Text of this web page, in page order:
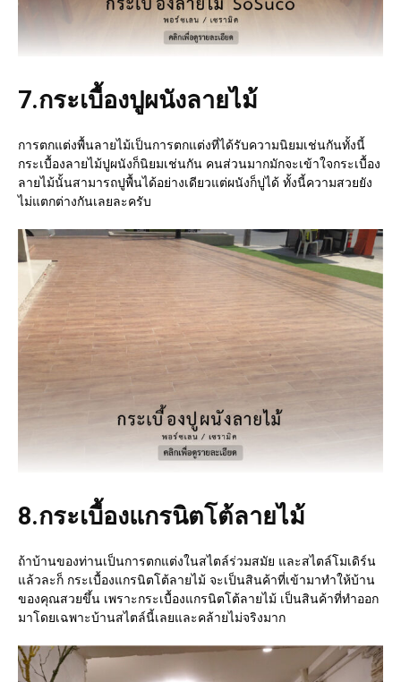
7.กระเบื้องปูผนังลายไม้
การตกแต่งพื้นลายไม้เป็นการตกแต่งที่ได้รับความนิยมเช่นกันทั้งนี้
กระเบื้องลายไม้ปูผนังก็นิยมเช่นกัน คนส่วนมากมักจะเข้าใจกระเบื้อง
ลายไม้นั้นสามารถปูพื้นได้อย่างเดียวแต่ผนังก็ปูได้ ทั้งนี้ความสวยยัง
ไม่แตกต่างกันเลยละครับ
8.กระเบื้องแกรนิตโต้ลายไม้
ถ้าบ้านของท่านเป็นการตกแต่งในสไตล์ร่วมสมัย และสไตล์โมเดิร์น
แล้วละก็ กระเบื้องแกรนิตโต้ลายไม้ จะเป็นสินค้าที่เข้ามาทำให้บ้าน
ของคุณสวยขึ้น เพราะกระเบื้องแกรนิตโต้ลายไม้ เป็นสินค้าที่ทำออก
มาโดยเฉพาะบ้านสไตล์นี้เลยและคล้ายไม่จริงมาก